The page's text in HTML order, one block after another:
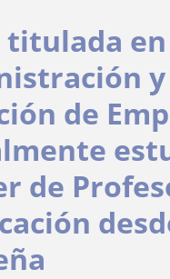
titulada en
y
de
de